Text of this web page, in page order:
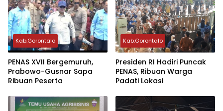
Kab.Gorontalo
PENAS XVII Bergemuruh,
Prabowo-Gusnar Sapa
Ribuan Peserta
Kab.Gorontalo
Presiden RI Hadiri Puncak
PENAS, Ribuan Warga
Padati Lokasi